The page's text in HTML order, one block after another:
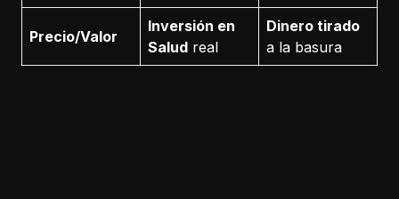
Precio/Valor
Inversión en
Salud real
Dinero tirado
a la basura